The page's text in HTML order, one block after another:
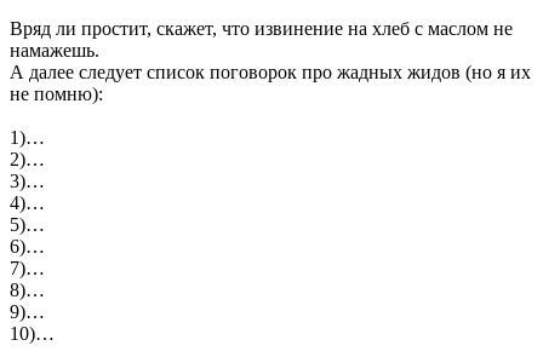
Вряд ли простит, скажет, что извинение на хлеб с маслом не
намажешь.
А далее следует список поговорок про жадных жидов (но я их
не помню):
1)…
2)…
3)…
4)…
5)…
6)…
7)…
8)…
9)…
10)…